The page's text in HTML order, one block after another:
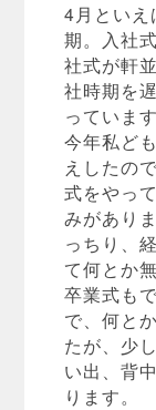
4月といえ
期。入社
社式が軒
社時期を
っています
今年私ど
えしたの
式をやっ
みがあり
っちり、
て何とか
卒業式も
で、何と
たが、少
い出、背
ります。